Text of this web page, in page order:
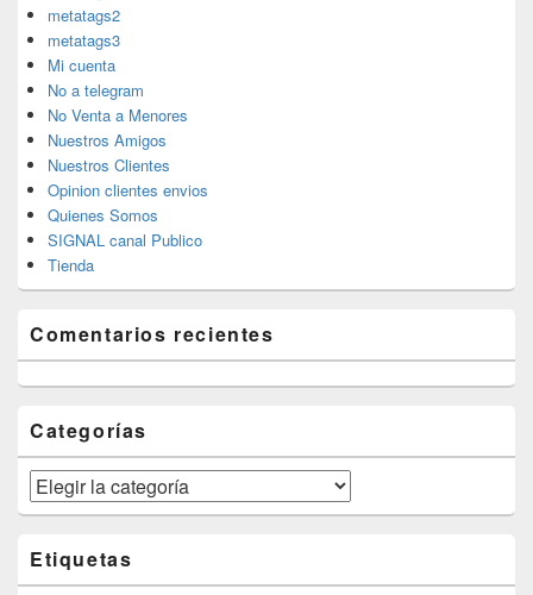
metatags2
metatags3
Mi cuenta
No a telegram
No Venta a Menores
Nuestros Amigos
Nuestros Clientes
Opinion clientes envios
Quienes Somos
SIGNAL canal Publico
Tienda
Comentarios recientes
Categorías
Categorías
Etiquetas